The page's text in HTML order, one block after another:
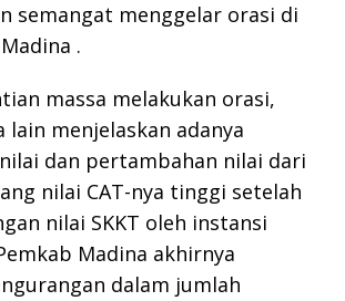
semangat menggelar orasi di
.
massa melakukan orasi,
lain menjelaskan adanya
dan pertambahan nilai dari
nilai CAT-nya tinggi setelah
nilai SKKT oleh instansi
Madina akhirnya
dalam jumlah